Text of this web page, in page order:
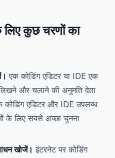
कुछ चरणों का
एक कोडिंग एडिटर या IDE एक
और चलाने की अनुमति देता
एडिटर और IDE उपलब्ध
के लिए सबसे अच्छा चुनना
खोजें। इंटरनेट पर कोडिंग